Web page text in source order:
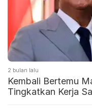
2 bulan lalu
Kembali Bertemu
Tingkatkan Kerja